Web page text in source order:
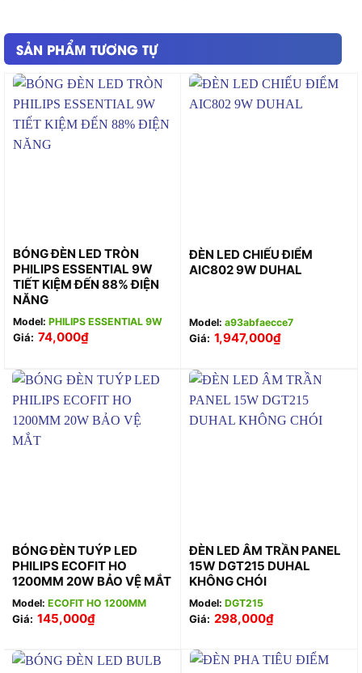
SẢN PHẨM TƯƠNG TỰ
BÓNG ĐÈN LED TRÒN
PHILIPS ESSENTIAL 9W
TIẾT KIỆM ĐẾN 88% ĐIỆN
NĂNG
Model: PHILIPS ESSENTIAL 9W
Giá: 74,000₫
ĐÈN LED CHIẾU ĐIỂM
AIC802 9W DUHAL
Model: a93abfaecce7
Giá: 1,947,000₫
BÓNG ĐÈN TUÝP LED
PHILIPS ECOFIT HO
1200MM 20W BẢO VỆ MẮT
Model: ECOFIT HO 1200MM
Giá: 145,000₫
ĐÈN LED ÂM TRẦN PANEL
15W DGT215 DUHAL
KHÔNG CHÓI
Model: DGT215
Giá: 298,000₫